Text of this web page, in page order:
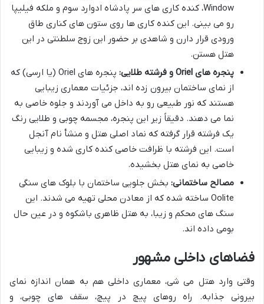
Window، کنده کاری های سر پادشاه ادوارد سوم و ملکه فیلیپا
رو می بینی. این کنده کاری ها روی ستون های کناری طاق
ورودی قرار دارن و شاهدی بر حضور این زوج سلطنتی در این
هتل هستن.
پنجره های Oriel و فرشته طلایی:
پنجره های Oriel (یا ارسی) که
از نمای ساختمان بیرون زده اند، جزئیات معماری زیبایی
هستند که نور طبیعی رو به داخل می آوردند و جلوه خاصی به
نما می دهند. دقیقاً زیر این پنجره، مجسمه چوبی و طلایی رنگ
یک فرشته قرار گرفته که نماد اصلی هتل و منشأ نام آنجل
است. این فرشته با ظرافت خاصی کنده کاری شده و زیبایی
خاصی به نمای هتل بخشیده.
مصالح ساختمانی: بخش جلویی ساختمان با بلوک های سنگی
Oolite ساخته شده که از معادن محلی تهیه می شدند. این
سنگ های محکم و زیبا، به هتل ظاهری باشکوه و در عین حال
بومی داده اند.
فضاهای داخلی مشهور
وقتی وارد هتل می شی، معماری داخلی هم به همان اندازه نمای
بیرونی جذابه. راه روهای پیچ در پیچ، سقف های چوبی، و